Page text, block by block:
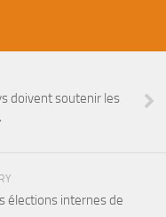
doivent soutenir les
élections internes de